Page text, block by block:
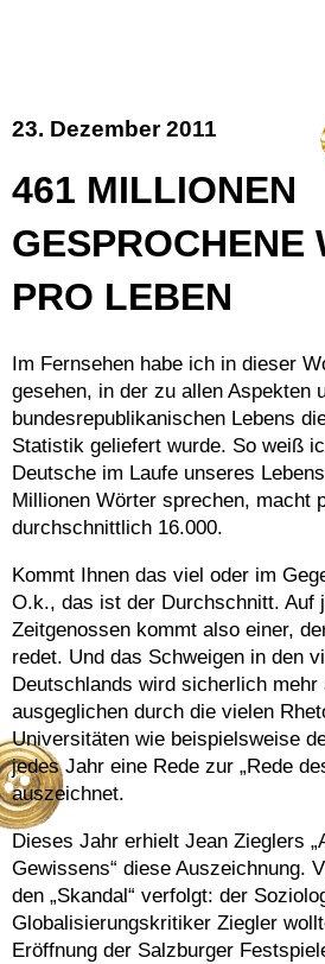
23. Dezember 2011
461 MILLIONEN
GESPROCHENE
PRO LEBEN
Im Fernsehen habe ich in dieser Woche eine Sendung
gesehen, in der zu allen Aspekten
bundesrepublikanischen Lebens
Statistik geliefert wurde. So weiß
Deutsche im Laufe unseres
Millionen Wörter sprechen, macht
durchschnittlich 16.000.
Kommt Ihnen das viel oder im
O.k., das ist der Durchschnitt. Auf
Zeitgenossen kommt also einer,
redet. Und das Schweigen in den
Deutschlands wird sicherlich mehr
ausgeglichen durch die vielen
Universitäten wie beispielsweise
jedes Jahr eine Rede zur „Rede
auszeichnet.
Dieses Jahr erhielt Jean Zieglers
Gewissens“ diese Auszeichnung.
den „Skandal“ verfolgt: der
Globalisierungskritiker Ziegler
Eröffnung der Salzburger